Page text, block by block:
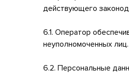
действующего
6.1. Оператор
неуполномоченных лиц.
6.2. Персональные